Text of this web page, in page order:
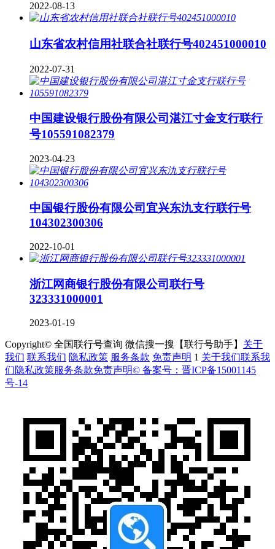
2022-08-13
山东省农村信用社联合社联行号402451000010
2022-07-31
中国建设银行股份有限公司湛江寸金支行联行
号105591082379
2023-04-23
中国银行股份有限公司宜兴东氿支行联行号
104302300306
2022-10-01
浙江网商银行股份有限公司联行号
323331000001
2023-01-19
Copyright© 全国联行号查询 微信搜一搜【联行号助手】 关于
我们 联系我们 隐私政策 服务条款 免责声明 1 关于我们联系我
们隐私政策服务条款免责声明© 备案号：晋ICP备15001145
号-14